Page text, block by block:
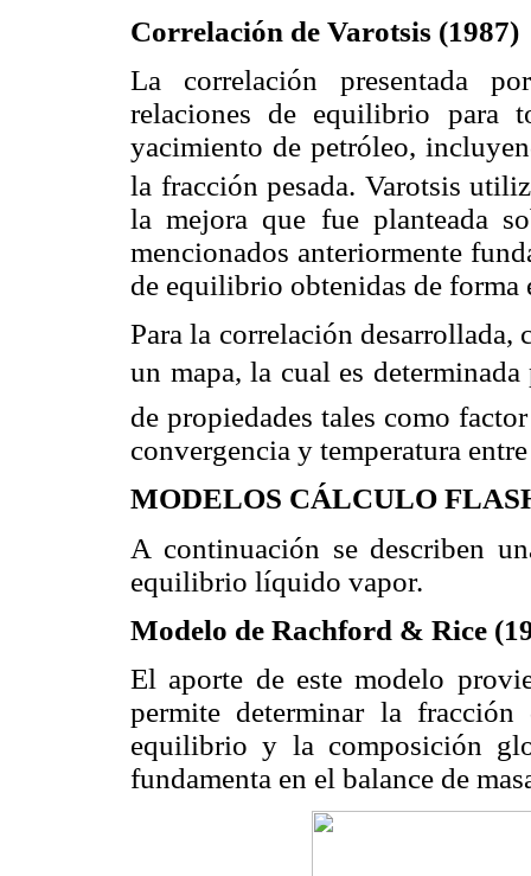
Correlación de Varotsis (1987)
La correlación presentada
relaciones de equilibrio para
yacimiento de petróleo,
la fracción pesada. Varotsis
la mejora que fue planteada
mencionados anteriormente
de equilibrio obtenidas de forma
Para la correlación
un mapa, la cual es determinada
de propiedades tales como
convergencia y temperatura
MODELOS CÁLCULO
A continuación se describen
equilibrio líquido vapor.
Modelo de Rachford & Rice
El aporte de este modelo
permite determinar la
equilibrio y la composición
fundamenta en el balance de